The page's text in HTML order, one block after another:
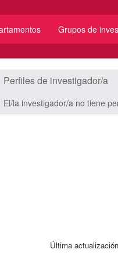
Grupos de
Perfiles de investigador/a
El/la investigador/a no tiene
Última